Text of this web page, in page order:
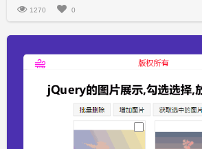
1270 0